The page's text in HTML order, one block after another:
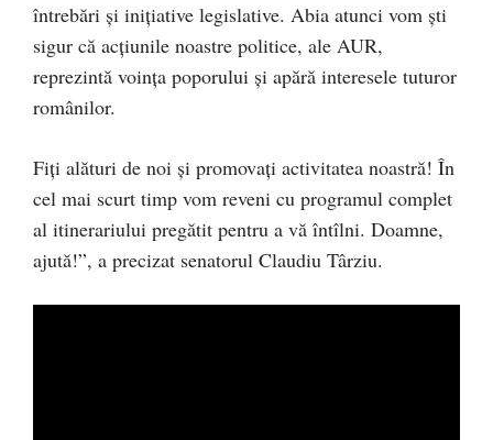
întrebări și inițiative legislative. Abia atunci vom ști
sigur că acțiunile noastre politice, ale AUR,
reprezintă voința poporului și apără interesele tuturor
românilor.
Fiți alături de noi și promovați activitatea noastră! În
cel mai scurt timp vom reveni cu programul complet
al itinerariului pregătit pentru a vă întîlni. Doamne,
ajută!”, a precizat senatorul Claudiu Târziu.